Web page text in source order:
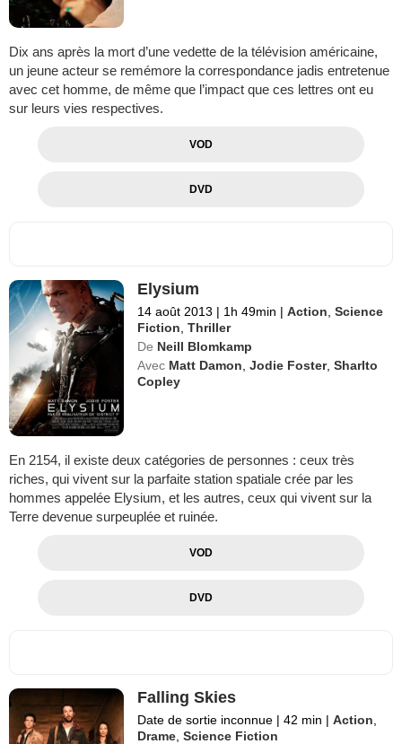
Dix ans après la mort d’une vedette de la télévision américaine,
un jeune acteur se remémore la correspondance jadis entretenue
avec cet homme, de même que l’impact que ces lettres ont eu
sur leurs vies respectives.
VOD
DVD
Elysium
14 août 2013 | 1h 49min | Action ,Science
Fiction ,Thriller
De Neill Blomkamp
Avec Matt Damon ,Jodie Foster,Sharlto
Copley
En 2154, il existe deux catégories de personnes : ceux très
riches, qui vivent sur la parfaite station spatiale crée par les
hommes appelée Elysium, et les autres, ceux qui vivent sur la
Terre devenue surpeuplée et ruinée.
VOD
DVD
Falling Skies
Date de sortie inconnue | 42 min | Action
Drame ,Science Fiction